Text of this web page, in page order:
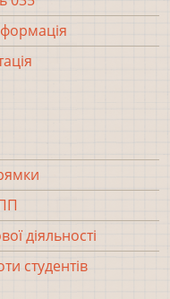
діяльності
студентів